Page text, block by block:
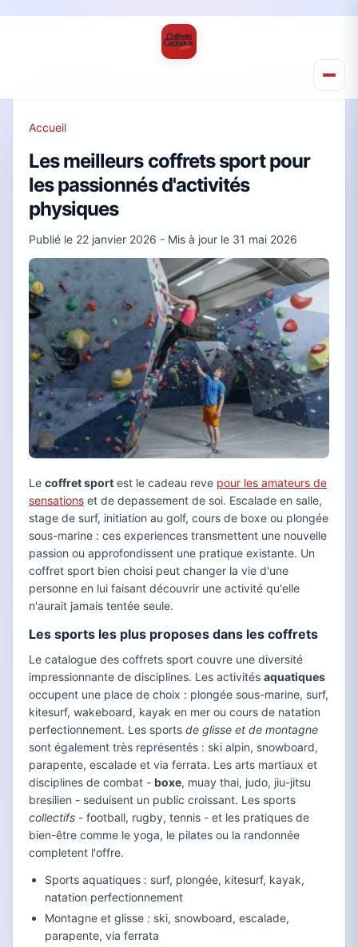
Accueil
Les meilleurs coffrets sport pour
les passionnés d'activités
physiques
Publié le 22 janvier 2026 - Mis à jour le 31 mai 2026
Le coffret sport est le cadeau reve pour les amateurs de
sensations et de depassement de soi. Escalade en salle,
stage de surf, initiation au golf, cours de boxe ou plongée
sous-marine : ces experiences transmettent une nouvelle
passion ou approfondissent une pratique existante. Un
coffret sport bien choisi peut changer la vie d'une
personne en lui faisant découvrir une activité qu'elle
n'aurait jamais tentée seule.
Les sports les plus proposes dans les coffrets
Le catalogue des coffrets sport couvre une diversité
impressionnante de disciplines. Les activités aquatiques
occupent une place de choix : plongée sous-marine, surf,
kitesurf, wakeboard, kayak en mer ou cours de natation
perfectionnement. Les sports de glisse et de montagne
sont également très représentés : ski alpin, snowboard,
parapente, escalade et via ferrata. Les arts martiaux et
disciplines de combat - boxe, muay thai, judo, jiu-jitsu
bresilien - seduisent un public croissant. Les sports
collectifs - football, rugby, tennis - et les pratiques de
bien-être comme le yoga, le pilates ou la randonnée
completent l'offre.
Sports aquatiques : surf, plongée, kitesurf, kayak,
natation perfectionnement
Montagne et glisse : ski, snowboard, escalade,
parapente, via ferrata